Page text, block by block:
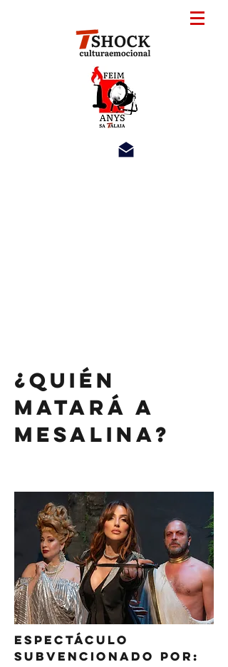
¿qUIÉN
MATARÁ A
MESALINA?
espectáculo
subvencionado por: